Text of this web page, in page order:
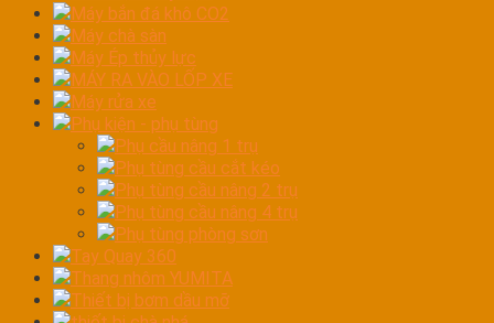
Máy bắn đá khô CO2
Máy chà sàn
Máy Ép thủy lực
MÁY RA VÀO LỐP XE
Máy rửa xe
Phụ kiện - phụ tùng
Phụ cầu nâng 1 trụ
Phụ tùng cầu cắt kéo
Phụ tùng cầu nâng 2 trụ
Phụ tùng cầu nâng 4 trụ
Phụ tùng phòng sơn
Tay Quay 360
Thang nhôm YUMITA
Thiết bị bơm dầu mỡ